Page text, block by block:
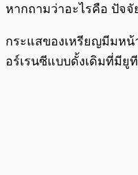
หากถามว่าอะไรคือ ปัจจั
กระแสของเหรียญมีมหน้า
อร์เรนซีแบบดั้งเดิมที่มียู